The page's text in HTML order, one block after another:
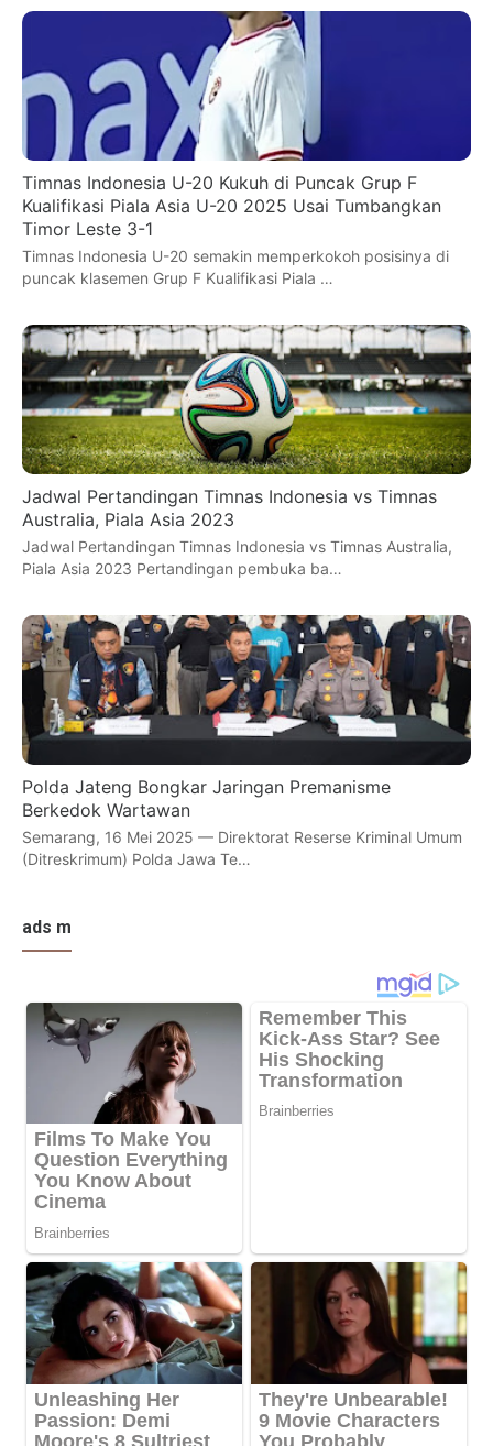
Timnas Indonesia U-20 Kukuh di Puncak Grup F
Kualifikasi Piala Asia U-20 2025 Usai Tumbangkan
Timor Leste 3-1
Timnas Indonesia U-20 semakin memperkokoh posisinya di
puncak klasemen Grup F Kualifikasi Piala …
Jadwal Pertandingan Timnas Indonesia vs Timnas
Australia, Piala Asia 2023
Jadwal Pertandingan Timnas Indonesia vs Timnas Australia,
Piala Asia 2023 Pertandingan pembuka ba…
Polda Jateng Bongkar Jaringan Premanisme
Berkedok Wartawan
Semarang, 16 Mei 2025 — Direktorat Reserse Kriminal Umum
(Ditreskrimum) Polda Jawa Te…
ads m